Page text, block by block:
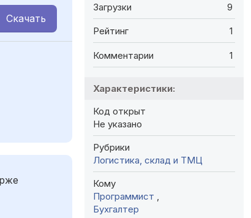
Скачать
Загрузки 9
Рейтинг 1
Комментарии 1
Характеристики:
Код открыт
Не указано
Рубрики
Логистика, склад и ТМЦ
Кому
Программист
Бухгалтер